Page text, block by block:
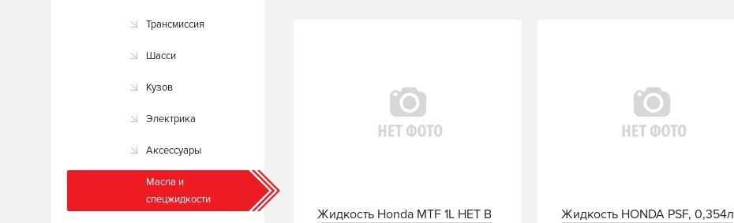
Трансмиссия
Шасси
Кузов
Электрика
Аксессуары
Масла и
спецжидкости
Жидкость Honda MTF 1L НЕТ В
Жидкость HONDA PSF, 0,354л